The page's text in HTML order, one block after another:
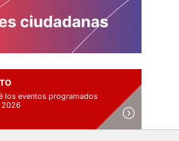
los eventos programados
2026